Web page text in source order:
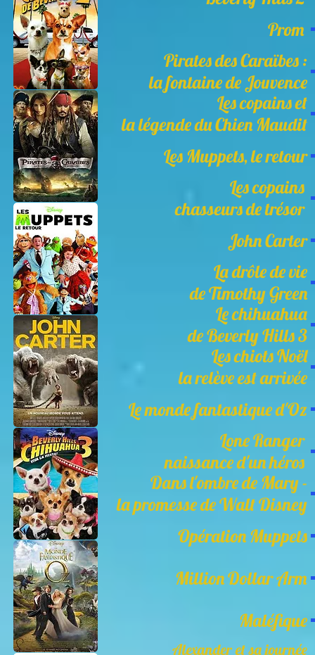
Prom
Pirates des Caraïbes :
la fontaine de Jouvence
Les copains et
la légende du Chien Maudit
Les Muppets, le retour
Les copains
chasseurs de trésor
John Carter
La drôle de vie
de Timothy Green
Le chihuahua
de Beverly Hills 3
Les chiots Noël
la relève est arrivée
Le monde fantastique d'Oz
Lone Ranger
naissance d'un héros
Dans l'ombre de Mary -
la promesse de Walt Disney
Opération Muppets
Million Dollar Arm
Maléfique
Alexander et sa journée